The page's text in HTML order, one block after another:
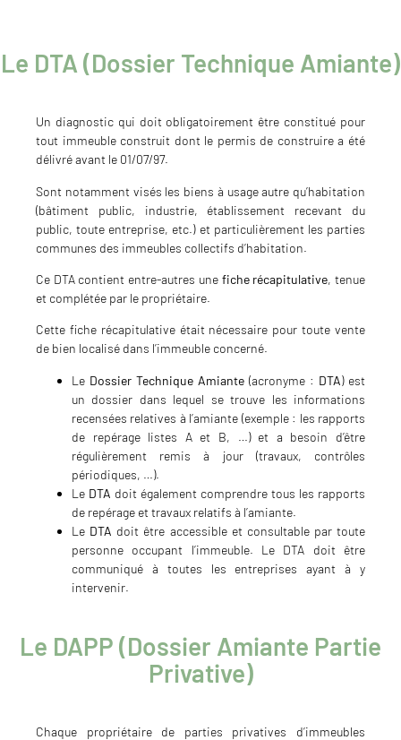
Le DTA (Dossier Technique Amiante)
Un diagnostic qui doit obligatoirement être constitué pour
tout immeuble construit dont le permis de construire a été
délivré avant le 01/07/97.
Sont notamment visés les biens à usage autre qu’habitation
(bâtiment public, industrie, établissement recevant du
public, toute entreprise, etc.) et particulièrement les parties
communes des immeubles collectifs d’habitation.
Ce DTA contient entre-autres une fiche récapitulative, tenue
et complétée par le propriétaire.
Cette fiche récapitulative était nécessaire pour toute vente
de bien localisé dans l’immeuble concerné.
Le Dossier Technique Amiante (acronyme : DTA) est
un dossier dans lequel se trouve les informations
recensées relatives à l’amiante (exemple : les rapports
de repérage listes A et B, …) et a besoin d’être
régulièrement remis à jour (travaux, contrôles
périodiques, …).
Le DTA doit également comprendre tous les rapports
de repérage et travaux relatifs à l’amiante.
Le DTA doit être accessible et consultable par toute
personne occupant l’immeuble. Le DTA doit être
communiqué à toutes les entreprises ayant à y
intervenir.
Le DAPP (Dossier Amiante Partie
Privative)
Chaque propriétaire de parties privatives d’immeubles